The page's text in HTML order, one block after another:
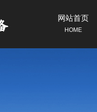
网站首页
HOME